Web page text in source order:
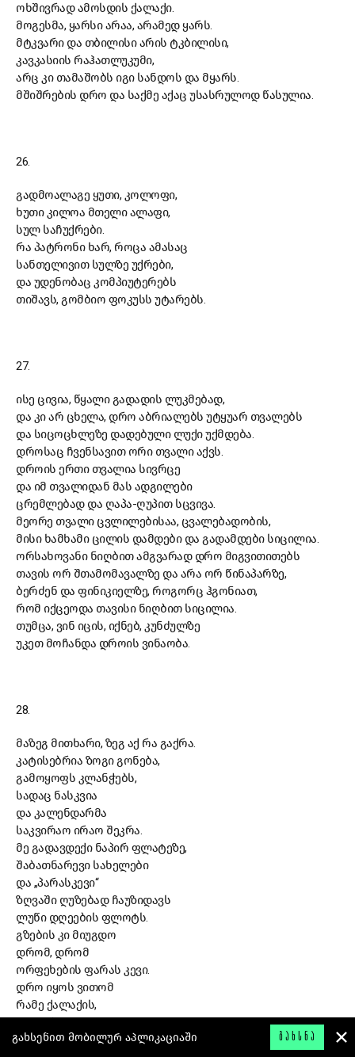
გახსენით მობილურ აპლიკაციაში ᲒᲐᲮᲡᲜᲐ
ოხშივრად ამოსდის ქალაქი.
მოგესმა, ყარსი არაა, არამედ ყარს.
მტკვარი და თბილისი არის ტკბილისი,
კავკასიის რაჰათლუკუმი,
არც კი თამაშობს იგი სანდოს და მყარს.
მშიშრების დრო და საქმე აქაც უსასრულოდ წასულია.
26.
გადმოალაგე ყუთი, კოლოფი,
ხუთი კილოა მთელი ალაფი,
სულ საჩუქრები.
რა პატრონი ხარ, როცა ამასაც
სანთელივით სულზე უქრები,
და უდენობაც კომპიუტერებს
თიშავს, გომბიო ფოკუსს უტარებს.
27.
ისე ცივია, წყალი გადადის ლუკმებად,
და კი არ ცხელა, დრო აბრიალებს უტყუარ თვალებს
და სიცოცხლეზე დადებული ლუქი უქმდება.
დროსაც ჩვენსავით ორი თვალი აქვს.
დროის ერთი თვალია სივრცე
და იმ თვალიდან მას ადგილები
ცრემლებად და ღაპა-ღუპით სცვივა.
მეორე თვალი ცვლილებისაა, ცვალებადობის,
მისი ხამხამი ცილის დამდები და გადამდები სიცილია.
ორსახოვანი ნიღბით ამგვარად დრო მიგვითითებს
თავის ორ შთამომავალზე და არა ორ წინაპარზე,
ბერძენ და ფინიკიელზე, როგორც ჰგონიათ,
რომ იქცეოდა თავისი ნიღბით სიცილია.
თუმცა, ვინ იცის, იქნებ, კუნძულზე
უკეთ მოჩანდა დროის ვინაობა.
28.
მაზეგ მითხარი, ზეგ აქ რა გაქრა.
კატისებრია ზოგი გონება,
გამოყოფს კლანჭებს,
სადაც ნასკვია
და კალენდარმა
საკვირაო ირაო შეკრა.
მე გადავდექი ნაპირ ფლატეზე,
შაბათნარევი სახელები
და „პარასკევი“
ზღვაში ღუზებად ჩაუზიდავს
ლუწი დღეების ფლოტს.
გზების კი მიუგდო
დრომ, დრომ
ორფეხების ფარას კევი.
დრო იყოს ვითომ
რამე ქალაქის,
მიუჩენია
მისამართები